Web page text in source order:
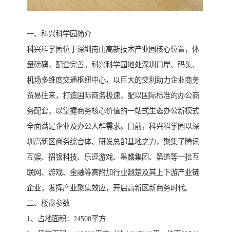
一、科兴科学园简介
科兴科学园位于深圳南山高新技术产业园核心位置，体
量磅礴，配套完善。科兴科学园地处深圳口岸、码头、
机场多维度交通枢纽中心，以巨大的交利助力企业商务
贸易往来，打造国际商务极速，配以国际标准的办公商
务配套，以掌握商务核心价值的一站式生态办公新模式
全面满足企业及办公人群需求。目前，科兴科学园以深
圳高新区商务综合体、研发总部基地之力，聚集了腾讯
互娱、招银科技、乐逗游戏、墨麟集团、第道等一批互
联网、游戏、金融等高附加行业翘楚及其上下游产业链
企业，发挥产业聚集效应，开启高新区新商务时代。
二、楼盘参数
1、占地面积：24500平方